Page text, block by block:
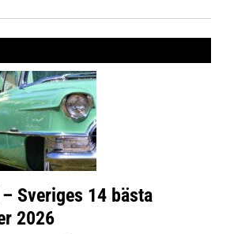
Sveriges 14 bästa
2026